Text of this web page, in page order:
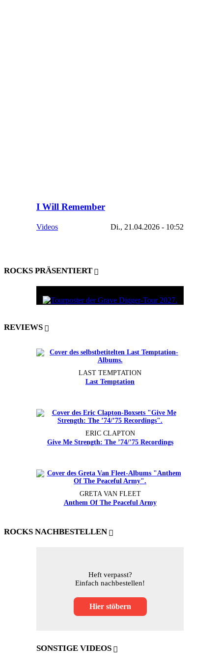
I Will Remember
Videos Di., 21.04.2026 - 10:52
ROCKS PRÄSENTIERT
REVIEWS
LAST TEMPTATION
Last Temptation
ERIC CLAPTON
Give Me Strength: The ’74/’75 Recordings
GRETA VAN FLEET
Anthem Of The Peaceful Army
ROCKS NACHBESTELLEN
Heft verpasst?
Einfach nachbestellen!
Hier stöbern
SONSTIGE VIDEOS